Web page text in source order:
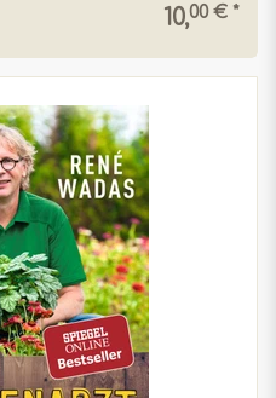
10,00 € *